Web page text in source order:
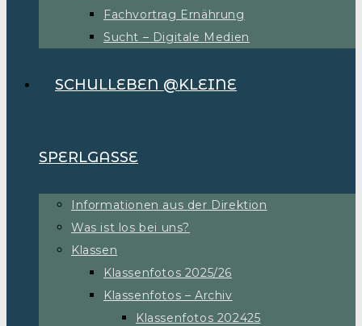
Fachvortrag Ernährung
Sucht – Digitale Medien
SCHULLEBEN @KLEINE
SPERLGASSE
Informationen aus der Direktion
Was ist los bei uns?
Klassen
Klassenfotos 2025/26
Klassenfotos – Archiv
Klassenfotos 202425